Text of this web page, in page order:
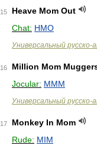
15
Heave Mom Out
Chat: HMO
Универсальный русско-
16
Million Mom
Jocular: MMM
Универсальный русско-
17
Monkey In Mom
Rude: MIM